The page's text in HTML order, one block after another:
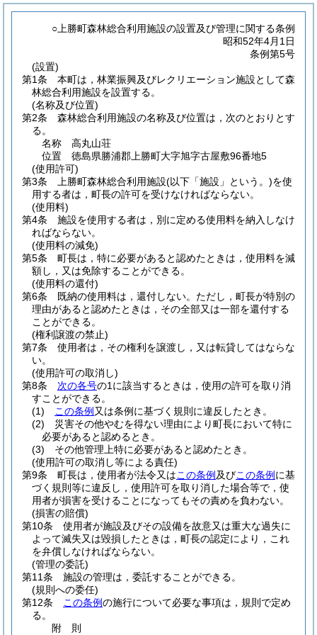
○上勝町森林総合利用施設の設置及び管理に関する条例
昭和52年4月1日
条例第5号
(設置)
第1条
本町は，林業振興及びレクリエーション施設として森
林総合利用施設を設置する。
(名称及び位置)
第2条
森林総合利用施設の名称及び位置は，次のとおりとす
る。
名称 高丸山荘
位置 徳島県勝浦郡上勝町大字旭字古屋敷96番地5
(使用許可)
第3条
上勝町森林総合利用施設(以下「施設」という。)を使
用する者は，町長の許可を受けなければならない。
(使用料)
第4条
施設を使用する者は，別に定める使用料を納入しなけ
ればならない。
(使用料の減免)
第5条
町長は，特に必要があると認めたときは，使用料を減
額し，又は免除することができる。
(使用料の還付)
第6条
既納の使用料は，還付しない。 ただし，町長が特別の
理由があると認めたときは，その全部又は一部を還付する
ことができる。
(権利譲渡の禁止)
第7条
使用者は，その権利を譲渡し，又は転貸してはならな
い。
(使用許可の取消し)
第8条
次の各号の1に該当するときは，使用の許可を取り消
すことができる。
(1)
この条例 又は条例に基づく規則に違反したとき。
(2)
災害その他やむを得ない理由により町長において特に
必要があると認めるとき。
(3)
その他管理上特に必要があると認めたとき。
(使用許可の取消し等による責任)
第9条
町長は，使用者が法令又はこの条例 及びこの条例 に基
づく規則等に違反し，使用許可を取り消した場合等で，使
用者が損害を受けることになってもその責めを負わない。
(損害の賠償)
第10条
使用者が施設及びその設備を故意又は重大な過失に
よって滅失又は毀損したときは，町長の認定により，これ
を弁償しなければならない。
(管理の委託)
第11条
施設の管理は，委託することができる。
(規則への委任)
第12条
この条例の施行について必要な事項は，規則で定め
る。
附 則